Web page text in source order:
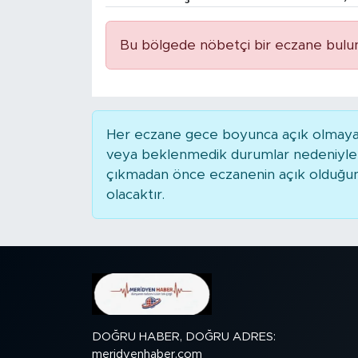
Bu bölgede nöbetçi bir eczane
Her eczane gece boyunca açık
veya beklenmedik durumlar
çıkmadan önce eczanenin açık
olacaktır.
DOĞRU HABER, DOĞRU ADRES:
meridyenhaber.com
BİLİM-TEKNOLOJİ
RÖPÖRTAJ
ANALİZ
NOSTALJİ
POLİTİKA
EKONOMİ